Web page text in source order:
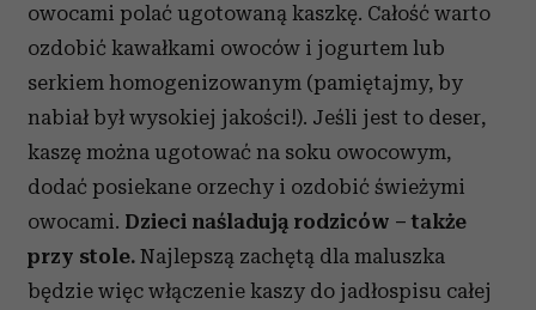
owocami polać ugotowaną kaszkę. Całość warto
ozdobić kawałkami owoców i jogurtem lub
serkiem homogenizowanym (pamiętajmy, by
nabiał był wysokiej jakości!). Jeśli jest to deser,
kaszę można ugotować na soku owocowym,
dodać posiekane orzechy i ozdobić świeżymi
owocami. Dzieci naśladują rodziców – także
przy stole. Najlepszą zachętą dla maluszka
będzie więc włączenie kaszy do jadłospisu całej